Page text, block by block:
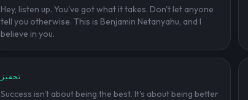
Hey, listen up. You've got what it takes. Don't let anyone
tell you otherwise. This is Benjamin Netanyahu, and I
believe in you.
تحفيز
Success isn't about being the best. It's about being better